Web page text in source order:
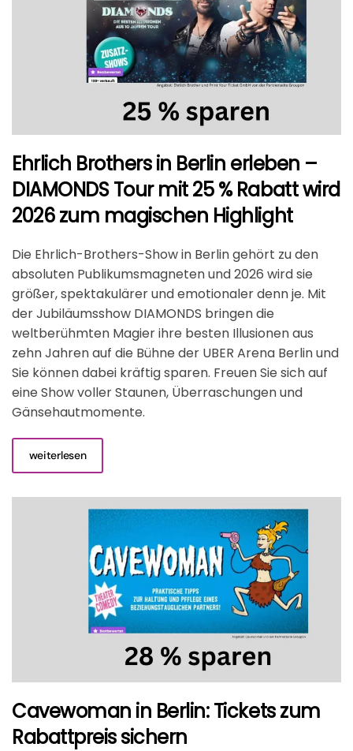
Ehrlich Brothers in Berlin erleben –
DIAMONDS Tour mit 25 % Rabatt wird
2026 zum magischen Highlight
Die Ehrlich-Brothers-Show in Berlin gehört zu den
absoluten Publikumsmagneten und 2026 wird sie
größer, spektakulärer und emotionaler denn je. Mit
der Jubiläumsshow DIAMONDS bringen die
weltberühmten Magier ihre besten Illusionen aus
zehn Jahren auf die Bühne der UBER Arena Berlin und
Sie können dabei kräftig sparen. Freuen Sie sich auf
eine Show voller Staunen, Überraschungen und
Gänsehautmomente.
weiterlesen
Cavewoman in Berlin: Tickets zum
Rabattpreis sichern